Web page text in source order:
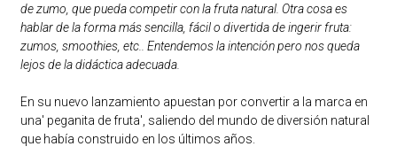
de zumo, que pueda competir con la fruta natural. Otra cosa es
hablar de la forma más sencilla, fácil o divertida de ingerir fruta:
zumos, smoothies, etc.. Entendemos la intención pero nos queda
lejos de la didáctica adecuada.
En su nuevo lanzamiento apuestan por convertir a la marca en
una' peganita de fruta', saliendo del mundo de diversión natural
que había construido en los últimos años.